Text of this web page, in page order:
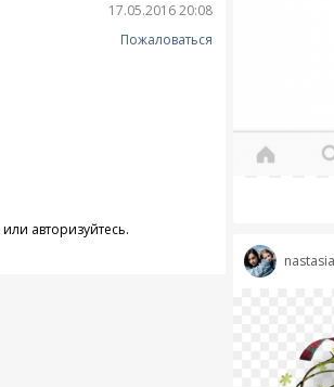
17.05.2016 20:08
Пожаловаться
или авторизуйтесь.